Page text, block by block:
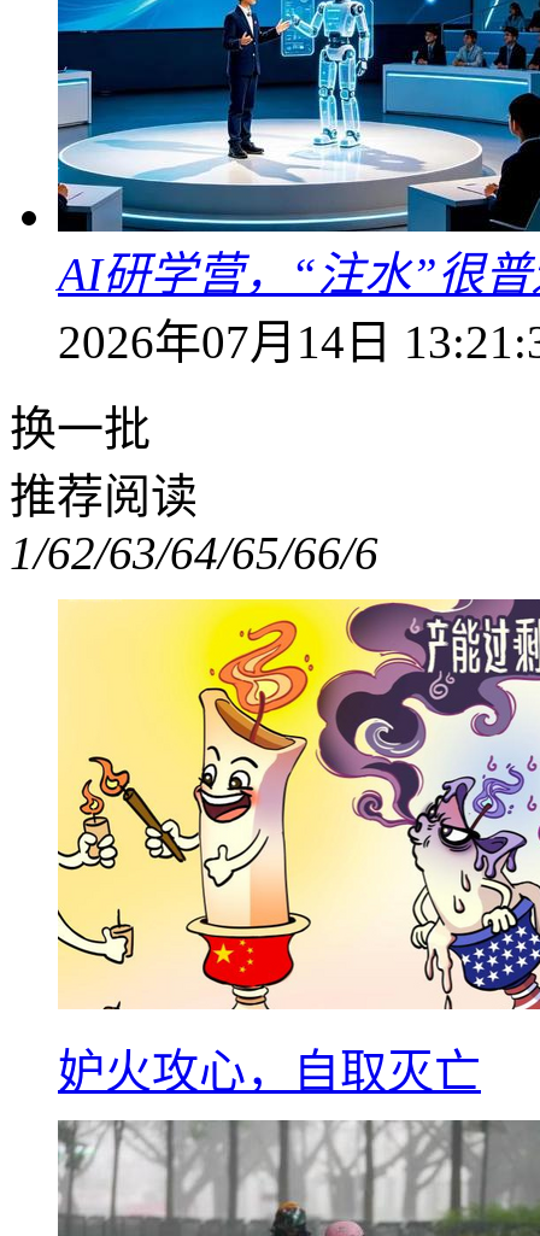
AI研学营，“注水”很
2026年07月14日
换一批
推荐阅读
1/62/63/64/65/66/6
妒火攻心，自取灭亡